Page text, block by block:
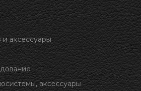
аксессуары
аксессуары